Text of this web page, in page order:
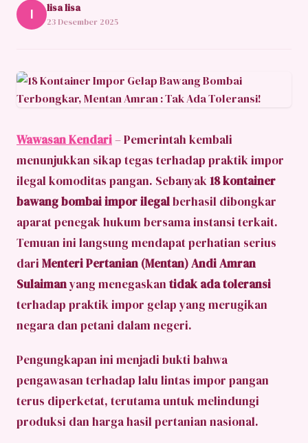
l lisa lisa
23 Desember 2025
Wawasan Kendari– Pemerintah kembali
menunjukkan sikap tegas terhadap praktik impor
ilegal komoditas pangan. Sebanyak18 kontainer
bawang bombai impor ilegalberhasil dibongkar
aparat penegak hukum bersama instansi terkait.
Temuan ini langsung mendapat perhatian serius
dari Menteri Pertanian (Mentan) Andi Amran
Sulaimanyang menegaskan tidak ada toleransi
terhadap praktik impor gelap yang merugikan
negara dan petani dalam negeri.
Pengungkapan ini menjadi bukti bahwa
pengawasan terhadap lalu lintas impor pangan
terus diperketat, terutama untuk melindungi
produksi dan harga hasil pertanian nasional.